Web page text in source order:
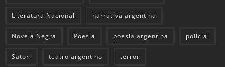
Literatura Nacional narrativa argentina
Novela Negra Poesía poesía argentina policial
Satori teatro argentino terror